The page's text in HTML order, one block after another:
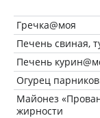
Гречка@моя
Печень свиная,
Печень
Огурец
Майонез
жирности